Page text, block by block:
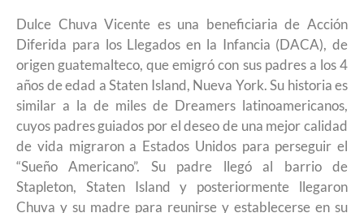
Dulce Chuva Vicente es una beneficiaria de Acción
Diferida para los Llegados en la Infancia (DACA), de
origen guatemalteco, que emigró con sus padres a los 4
años de edad a Staten Island, Nueva York. Su historia es
similar a la de miles de Dreamers latinoamericanos,
cuyos padres guiados por el deseo de una mejor calidad
de vida migraron a Estados Unidos para perseguir el
“Sueño Americano”. Su padre llegó al barrio de
Stapleton, Staten Island y posteriormente llegaron
Chuva y su madre para reunirse y establecerse en su